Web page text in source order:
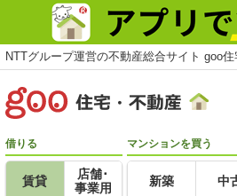
NTTグループ運営の不動産総合サイト goo
借りる
賃貸
店舗･
事業用
マンションを買う
新築 中